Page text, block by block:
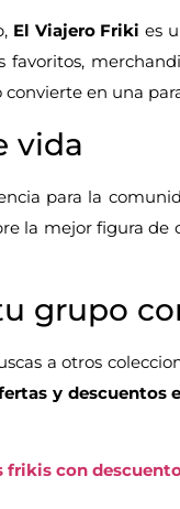
El Viajero Friki es
en una
vida
para la
la mejor figura
grupo
a otros
y descuentos
frikis con